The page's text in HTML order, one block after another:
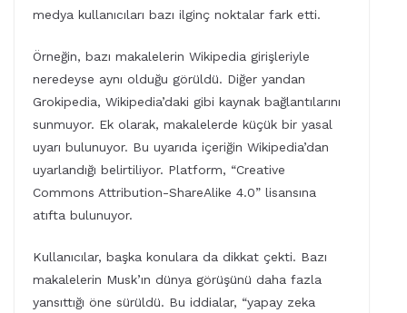
medya kullanıcıları bazı ilginç noktalar fark etti.
Örneğin, bazı makalelerin Wikipedia girişleriyle
neredeyse aynı olduğu görüldü. Diğer yandan
Grokipedia, Wikipedia’daki gibi kaynak bağlantılarını
sunmuyor. Ek olarak, makalelerde küçük bir yasal
uyarı bulunuyor. Bu uyarıda içeriğin Wikipedia’dan
uyarlandığı belirtiliyor. Platform, “Creative
Commons Attribution-ShareAlike 4.0” lisansına
atıfta bulunuyor.
Kullanıcılar, başka konulara da dikkat çekti. Bazı
makalelerin Musk’ın dünya görüşünü daha fazla
yansıttığı öne sürüldü. Bu iddialar, “yapay zeka